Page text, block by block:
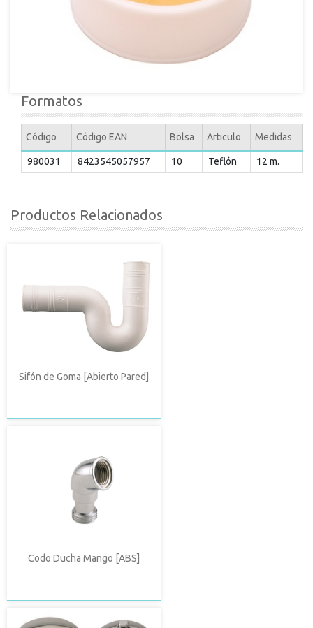
Formatos
Código Código EAN Bolsa Articulo Medidas
980031 8423545057957 10 Teflón 12 m.
Productos Relacionados
Sifón de Goma [Abierto Pared]
Codo Ducha Mango [ABS]